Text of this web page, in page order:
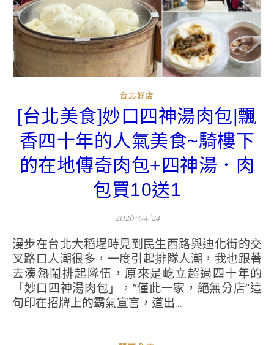
台北好店
[台北美食]妙口四神湯肉包|飄
香四十年的人氣美食~騎樓下
的在地傳奇肉包+四神湯．肉
包買10送1
2026/04/24
漫步在台北大稻埕時見到民生西路與迪化街的交
叉路口人潮很多，一度引起排隊人潮，我也跟著
去湊熱鬧排起隊伍，原來是屹立超過四十年的
「妙口四神湯肉包」，”僅此一家，絕無分店”這
句印在招牌上的霸氣宣言，道出...